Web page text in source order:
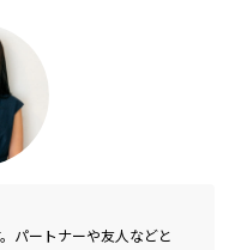
パートナーや友人などと